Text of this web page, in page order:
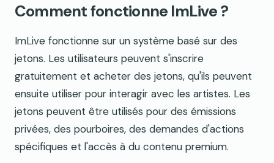
Comment fonctionne ImLive ?
ImLive fonctionne sur un système basé sur des
jetons. Les utilisateurs peuvent s'inscrire
gratuitement et acheter des jetons, qu'ils peuvent
ensuite utiliser pour interagir avec les artistes. Les
jetons peuvent être utilisés pour des émissions
privées, des pourboires, des demandes d'actions
spécifiques et l'accès à du contenu premium.